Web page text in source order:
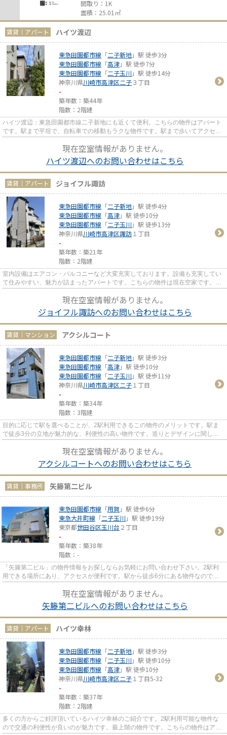
間取り：1K
面積：25.01㎡
賃貸｜アパート ハイツ渡辺
東急田園都市線 「二子新地」駅 徒歩3分
東急田園都市線 「高津」駅 徒歩7分
東急田園都市線 「二子玉川 」駅 徒歩14分
神奈川県川崎市高津区二子３丁目
-
築年数：築44年
階数：2階建
ハイツ渡辺：東急田園都市線二子新地にも近くて便利。こちらの物件はアパート
です。駅まで平坦で、自転車での移動もラクな物件です。駅まで歩いてアクセス
現在空室情報がありません。
ハイツ渡辺へのお問い合わせはこちら
賃貸｜アパート ジョイフル諏訪
東急田園都市線 「二子新地」駅 徒歩4分
東急田園都市線 「高津」駅 徒歩10分
東急田園都市線 「二子玉川 」駅 徒歩13分
神奈川県川崎市高津区諏訪１丁目
-
築年数：築21年
階数：2階建
室内設備はエアコン・バルコニーなど大変充実しております。設備も充実してい
て住みやすい、魅力が詰まったアパートです。こちらの物件は現在空家です。賃
現在空室情報がありません。
ジョイフル諏訪へのお問い合わせはこちら
賃貸｜マンション アクシルコート
東急田園都市線 「二子新地」駅 徒歩3分
東急田園都市線 「高津」駅 徒歩10分
東急田園都市線 「二子玉川 」駅 徒歩11分
神奈川県川崎市高津区二子１丁目
-
築年数：築34年
階数：3階建
目的に応じて駅を選べることが、2駅利用できるこの物件のメリットです。駅ま
で徒歩3分の立地が魅力的な、利便性の高い物件です。造りとデザインに関し
現在空室情報がありません。
アクシルコートへのお問い合わせはこちら
賃貸｜事務所 矢籐第二ビル
東急田園都市線 「用賀 」駅 徒歩6分
東急大井町線 「二子玉川 」駅 徒歩19分
東京都世田谷区玉川台 ２丁目
-
築年数：築38年
階数：-
「矢籐第二ビル」の物件情報をお探しならお気軽にお問い合わせ下さい。2駅利
用できる場所にあり、アクセスが便利です。駅から徒歩6分にある物件なので、
現在空室情報がありません。
矢籐第二ビルへのお問い合わせはこちら
賃貸｜アパート ハイツ幸林
東急田園都市線 「二子新地」駅 徒歩3分
東急田園都市線 「二子玉川 」駅 徒歩10分
東急田園都市線 「高津」駅 徒歩10分
神奈川県川崎市高津区二子１丁目5-32
-
築年数：築37年
階数：2階建
多くの方からご好評頂いているハイツ幸林のご紹介です。2駅利用可能な物件な
ので交通の利便性が良いのが魅力です。最上階の物件です。こちらの物件はアパ